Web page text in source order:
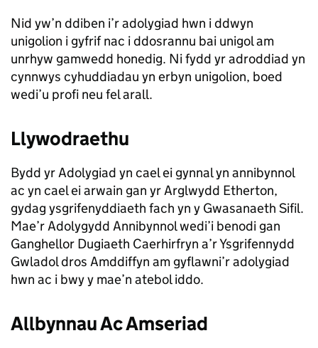
Nid yw’n ddiben i’r adolygiad hwn i ddwyn
unigolion i gyfrif nac i ddosrannu bai unigol am
unrhyw gamwedd honedig. Ni fydd yr adroddiad yn
cynnwys cyhuddiadau yn erbyn unigolion, boed
wedi’u profi neu fel arall.
Llywodraethu
Bydd yr Adolygiad yn cael ei gynnal yn annibynnol
ac yn cael ei arwain gan yr Arglwydd Etherton,
gydag ysgrifenyddiaeth fach yn y Gwasanaeth Sifil.
Mae’r Adolygydd Annibynnol wedi’i benodi gan
Ganghellor Dugiaeth Caerhirfryn a’r Ysgrifennydd
Gwladol dros Amddiffyn am gyflawni’r adolygiad
hwn ac i bwy y mae’n atebol iddo.
Allbynnau Ac Amseriad